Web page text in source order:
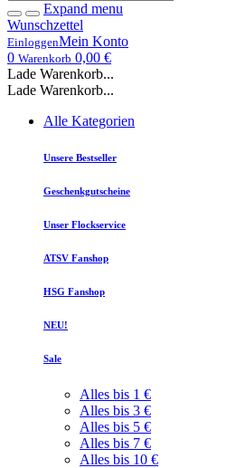
Expand menu
Wunschzettel
EinloggenMein Konto
0 Warenkorb 0,00 €
Lade Warenkorb...
Lade Warenkorb...
Alle Kategorien
Unsere Bestseller
Geschenkgutscheine
Unser Flockservice
ATSV Fanshop
HSG Fanshop
NEU!
Sale
Alles bis 1 €
Alles bis 3 €
Alles bis 5 €
Alles bis 7 €
Alles bis 10 €